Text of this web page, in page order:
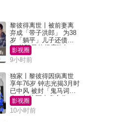
黎彼得离世丨被前妻离
弃成「带子洪郎」 为38
岁「躺平」儿子还债多
年 曾盼寻伴侣度晚年
影视圈
9小时前
独家丨黎彼得因病离世
享年76岁 钟志光揭3月时
已中风 被封「鬼马词
人」与许冠杰多合作
影视圈
10小时前